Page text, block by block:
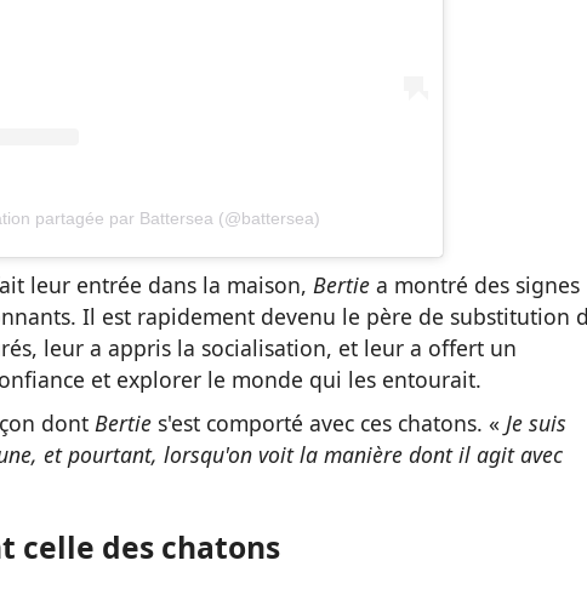
partagée par Battersea (@battersea)
leur entrée dans la maison, Bertie a montré des signes
Il est rapidement devenu le père de substitution
leur a appris la socialisation, et leur a offert un
et explorer le monde qui les entourait.
dont Bertie s'est comporté avec ces chatons. « Je suis
et pourtant, lorsqu'on voit la manière dont il agit avec
celle des chatons